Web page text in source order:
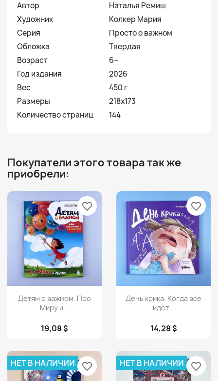
Автор
Наталья Ремиш
Художник
Колкер Мария
Серия
Просто о важном
Обложка
Твердая
Возраст
6+
Год издания
2026
Вес
450 г
Размеры
218x173
Количество страниц
144
Покупатели этого товара так же
приобрели:
Просмотр
Детям о важном. Про
Миру и...
19,08 $
favorite_border
Просмотр
День крика. Когда всё
идёт...
14,28 $
favorite_border
НЕТ В НАЛИЧИИ favorite_border НЕТ В НАЛИЧИИ favorite_border